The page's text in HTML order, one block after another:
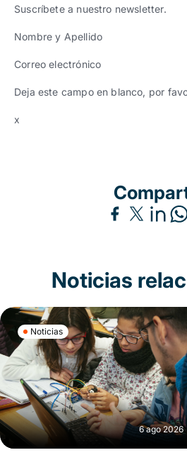
Suscríbete a nuestro newsletter.
Nombre y Apellido
Correo electrónico
Deja este campo en blanco, por
x
Noticias
Noticias
6 ago 2026